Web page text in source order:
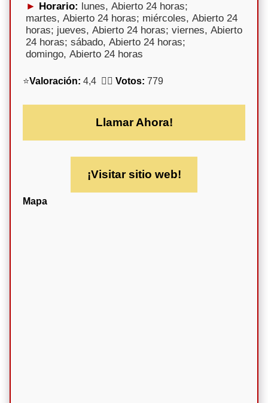
Horario:
lunes, Abierto 24 horas;
martes, Abierto 24 horas; miércoles, Abierto 24
horas; jueves, Abierto 24 horas; viernes, Abierto
24 horas; sábado, Abierto 24 horas;
domingo, Abierto 24 horas
⭐Valoración: 4,4 🕵️‍♀️ Votos: 779
Llamar Ahora!
¡Visitar sitio web!
Mapa